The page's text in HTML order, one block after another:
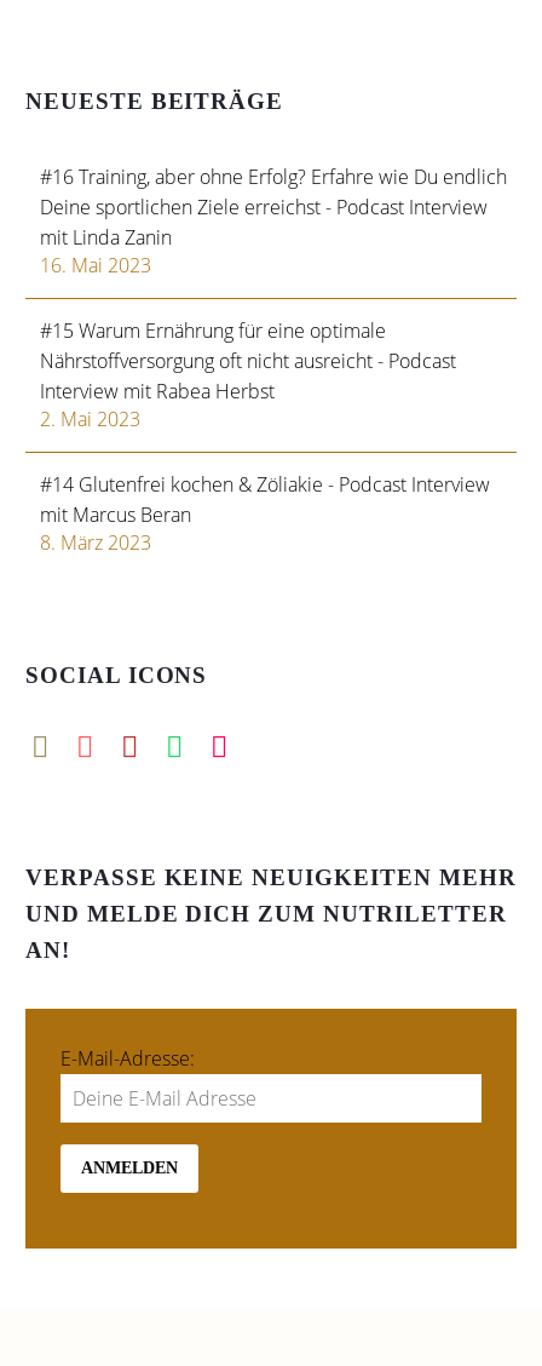
NEUESTE BEITRÄGE
#16 Training, aber ohne Erfolg? Erfahre wie Du endlich
Deine sportlichen Ziele erreichst - Podcast Interview
mit Linda Zanin
16. Mai 2023
#15 Warum Ernährung für eine optimale
Nährstoffversorgung oft nicht ausreicht - Podcast
Interview mit Rabea Herbst
2. Mai 2023
#14 Glutenfrei kochen & Zöliakie - Podcast Interview
mit Marcus Beran
8. März 2023
SOCIAL ICONS
VERPASSE KEINE NEUIGKEITEN MEHR
UND MELDE DICH ZUM NUTRILETTER
AN!
E-Mail-Adresse: